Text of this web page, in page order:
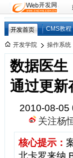
开发首页 CMS教程
开发学院 操作系统
数据医
通过更新
2010-08-05
关注杨
核心提示：
北卡罗来纳